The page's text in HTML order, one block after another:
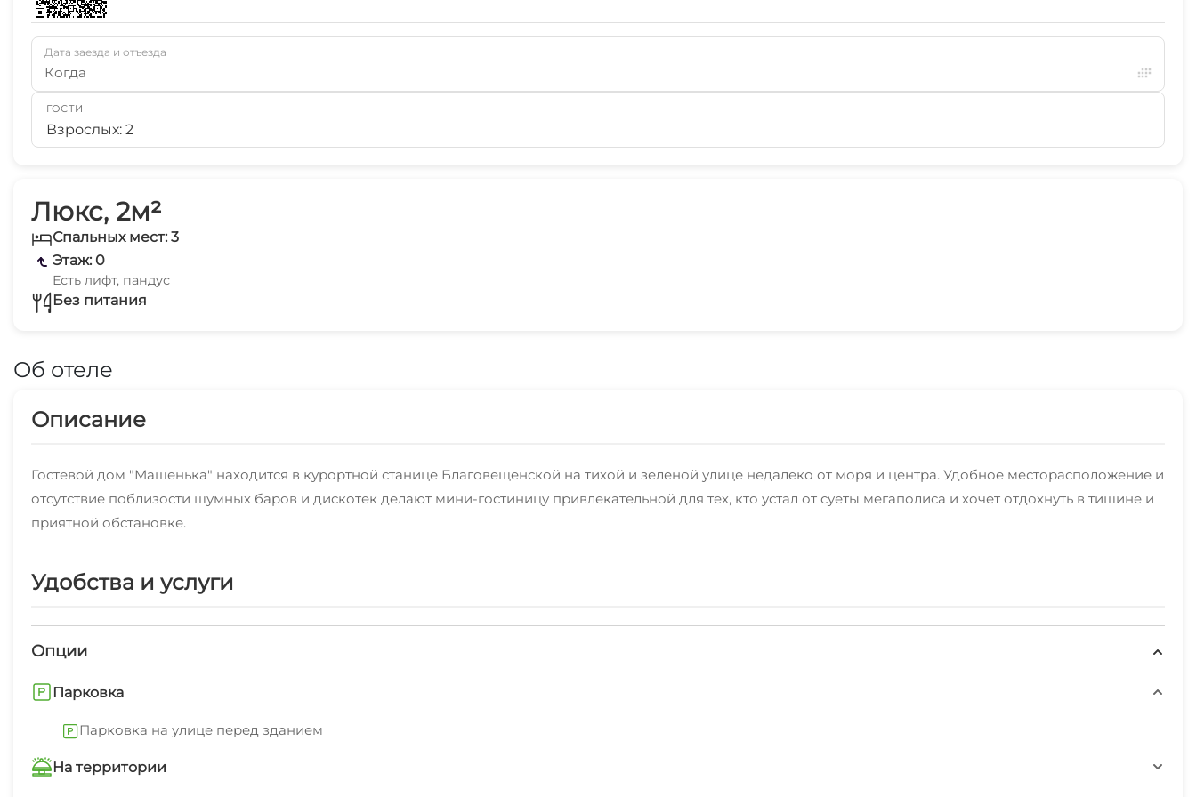
Люкс, 2м²
Спальных мест: 3
Этаж: 0
Есть лифт, пандус
Без питания
Об отеле
Описание
Гостевой дом "Машенька" находится в курортной станице Благовещенской на тихой и зеленой улице недалеко от моря и центра. Удобное месторасположение и
отсутствие поблизости шумных баров и дискотек делают мини-гостиницу привлекательной для тех, кто устал от суеты мегаполиса и хочет отдохнуть в тишине и
приятной обстановке.
Удобства и услуги
Опции
Парковка
Парковка на улице перед зданием
На территории
Дата заезда и отъезда
Когда
ГОСТИ
Взрослых: 2